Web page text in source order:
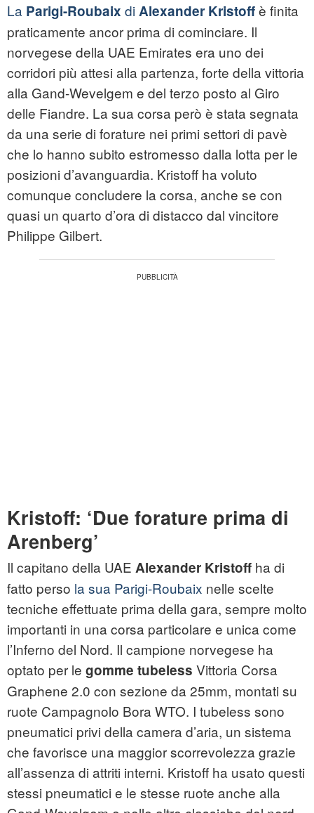
La Parigi-Roubaix diAlexander Kristoffè finita
praticamente ancor prima di cominciare. Il
norvegese della UAE Emirates era uno dei
corridori più attesi alla partenza, forte della vittoria
alla Gand-Wevelgem e del terzo posto al Giro
delle Fiandre. La sua corsa però è stata segnata
da una serie di forature nei primi settori di pavè
che lo hanno subito estromesso dalla lotta per le
posizioni d’avanguardia. Kristoff ha voluto
comunque concludere la corsa, anche se con
quasi un quarto d’ora di distacco dal vincitore
Philippe Gilbert.
Kristoff: ‘Due forature prima di
Arenberg’
Il capitano della UAE Alexander Kristoff ha di
fatto perso la sua Parigi-Roubaix nelle scelte
tecniche effettuate prima della gara, sempre molto
importanti in una corsa particolare e unica come
l’Inferno del Nord. Il campione norvegese ha
optato per le gomme tubeless Vittoria Corsa
Graphene 2.0 con sezione da 25mm, montati su
ruote Campagnolo Bora WTO. I tubeless sono
pneumatici privi della camera d’aria, un sistema
che favorisce una maggior scorrevolezza grazie
all’assenza di attriti interni. Kristoff ha usato questi
stessi pneumatici e le stesse ruote anche alla